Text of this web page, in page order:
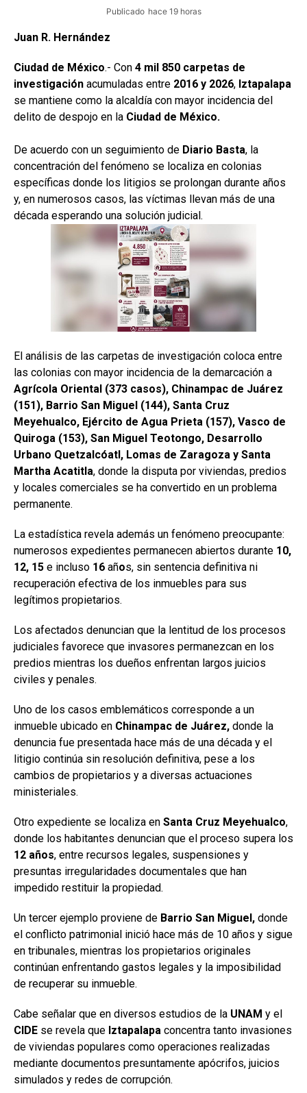
Publicado hace 19 horas
Juan R. Hernández
Ciudad de México.- Con 4 mil 850 carpetas de
investigación acumuladas entre 2016 y 2026, Iztapalapa
se mantiene como la alcaldía con mayor incidencia del
delito de despojo en la Ciudad de México.
De acuerdo con un seguimiento de Diario Basta, la
concentración del fenómeno se localiza en colonias
específicas donde los litigios se prolongan durante años
y, en numerosos casos, las víctimas llevan más de una
década esperando una solución judicial.
El análisis de las carpetas de investigación coloca entre
las colonias con mayor incidencia de la demarcación a
Agrícola Oriental (373 casos), Chinampac de Juárez
(151), Barrio San Miguel (144), Santa Cruz
Meyehualco, Ejército de Agua Prieta (157), Vasco de
Quiroga (153), San Miguel Teotongo, Desarrollo
Urbano Quetzalcóatl, Lomas de Zaragoza y Santa
Martha Acatitla, donde la disputa por viviendas, predios
y locales comerciales se ha convertido en un problema
permanente.
La estadística revela además un fenómeno preocupante:
numerosos expedientes permanecen abiertos durante 10,
12, 15 e incluso 16 años, sin sentencia definitiva ni
recuperación efectiva de los inmuebles para sus
legítimos propietarios.
Los afectados denuncian que la lentitud de los procesos
judiciales favorece que invasores permanezcan en los
predios mientras los dueños enfrentan largos juicios
civiles y penales.
Uno de los casos emblemáticos corresponde a un
inmueble ubicado en Chinampac de Juárez, donde la
denuncia fue presentada hace más de una década y el
litigio continúa sin resolución definitiva, pese a los
cambios de propietarios y a diversas actuaciones
ministeriales.
Otro expediente se localiza en Santa Cruz Meyehualco,
donde los habitantes denuncian que el proceso supera los
12 años, entre recursos legales, suspensiones y
presuntas irregularidades documentales que han
impedido restituir la propiedad.
Un tercer ejemplo proviene de Barrio San Miguel, donde
el conflicto patrimonial inició hace más de 10 años y sigue
en tribunales, mientras los propietarios originales
continúan enfrentando gastos legales y la imposibilidad
de recuperar su inmueble.
Cabe señalar que en diversos estudios de la UNAM y el
CIDE se revela que Iztapalapa concentra tanto invasiones
de viviendas populares como operaciones realizadas
mediante documentos presuntamente apócrifos, juicios
simulados y redes de corrupción.